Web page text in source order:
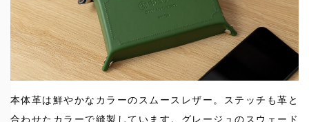
本体革は鮮やかなカラーのスムースレザー。ステッチも革と
合わせたカラーで縫製しています。グレージュのスウェード